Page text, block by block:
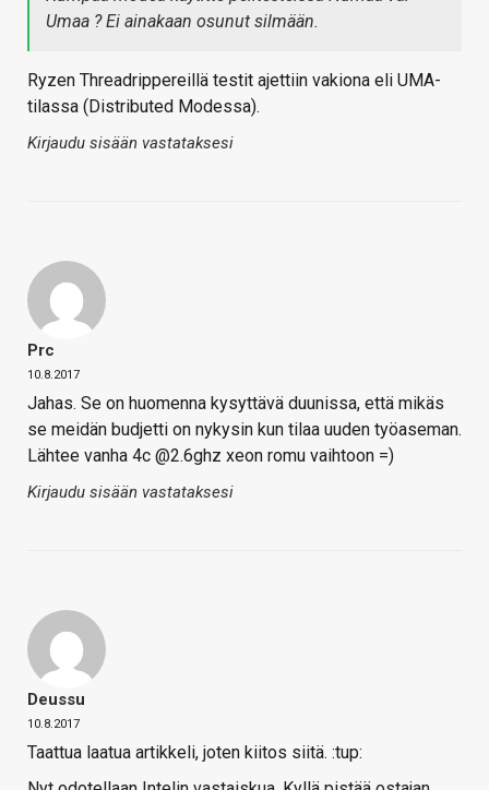
Umaa ? Ei ainakaan osunut silmään.
Ryzen Threadrippereillä testit ajettiin vakiona eli UMA-
tilassa (Distributed Modessa).
Kirjaudu sisään vastataksesi
Prc
10.8.2017
Jahas. Se on huomenna kysyttävä duunissa, että mikäs
se meidän budjetti on nykysin kun tilaa uuden työaseman.
Lähtee vanha 4c @2.6ghz xeon romu vaihtoon =)
Kirjaudu sisään vastataksesi
Deussu
10.8.2017
Taattua laatua artikkeli, joten kiitos siitä. :tup: